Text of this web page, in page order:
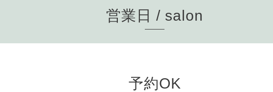
営業日 / salon
予約OK